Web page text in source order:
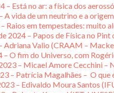
– Está no ar: a física dos
A vida de um neutrino e a
Raios em tempestades: muito
2024 – Papos de Física no Pint
Adriana Valio (CRAAM –
– O fim do Universo, com
– Micael Amore Cecchini –
– Patrícia Magalhães – O que
– Edivaldo Moura Santos